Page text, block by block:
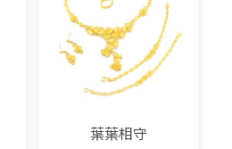
葉葉相守